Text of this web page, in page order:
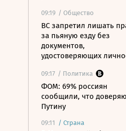
09:19 / Общество
ВС запретил лишать
за пьяную езду без
документов,
удостоверяющих
09:17 / Политика
ФОМ: 69% россиян
сообщили, что
Путину
09:11 / Страна